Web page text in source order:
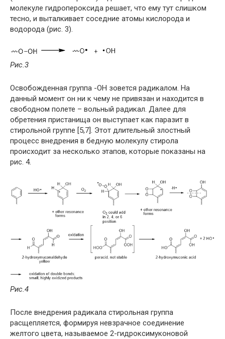
молекуле гидропероксида решает, что ему тут слишком
тесно, и выталкивает соседние атомы кислорода и
водорода (рис. 3).
Рис.3
Освобожденная группа -OH зовется радикалом. На
данный момент он ни к чему не привязан и находится в
свободном полете – вольный радикал. Далее для
обретения пристанища он выступает как паразит в
стирольной группе [5,7]. Этот длительный злостный
процесс внедрения в бедную молекулу стирола
происходит за несколько этапов, которые показаны на
рис. 4.
Рис.4
После внедрения радикала стирольная группа
расщепляется, формируя невзрачное соединение
желтого цвета, называемое 2-гидроксимуконовой